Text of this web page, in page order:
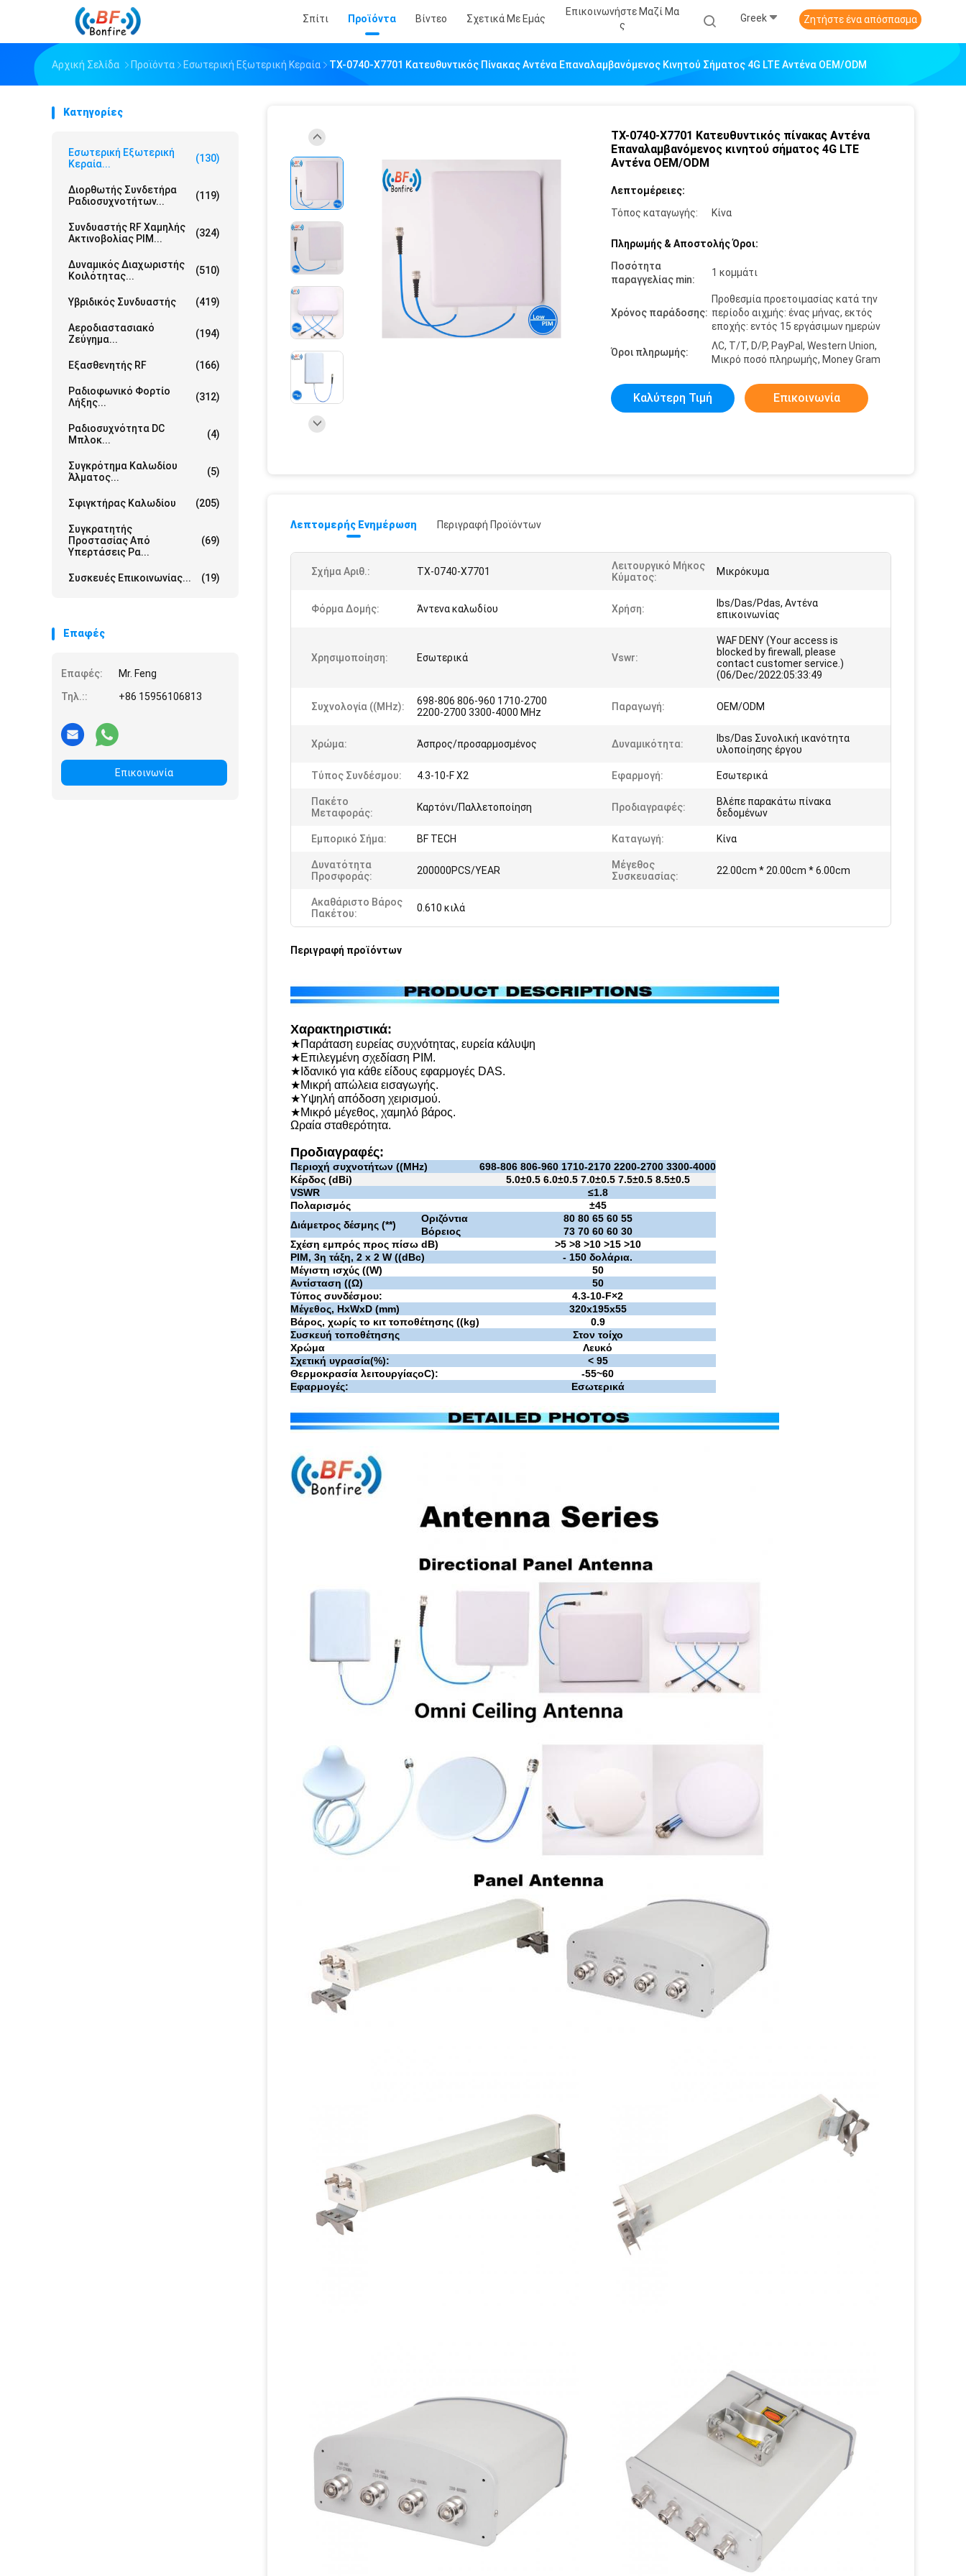
Σπίτι Προϊόντα Βίντεο Σχετικά Με Εμάς
Επικοινωνήστε Μαζί Μα
Σ
Greek Ζητήστε ένα απόσπασμα
Αρχική Σελίδα Προϊόντα Εσωτερική Εξωτερική Κεραία TX-0740-X7701 Κατευθυντικός Πίνακας Αντένα Επαναλαμβανόμενος Κινητού Σήματος 4G LTE Αντένα OEM/ODM
Κατηγορίες
Εσωτερική Εξωτερική
Κεραία...
(130)
Διορθωτής Συνδετήρα
Ραδιοσυχνοτήτων...
(119)
Συνδυαστής RF Χαμηλής
Ακτινοβολίας PIM...
(324)
Δυναμικός Διαχωριστής
Κοιλότητας...
(510)
Υβριδικός Συνδυαστής (419)
Αεροδιαστασιακό
Ζεύγημα...
(194)
Εξασθενητής RF (166)
Ραδιοφωνικό Φορτίο
Λήξης...
(312)
Ραδιοσυχνότητα DC
Μπλοκ...
(4)
Συγκρότημα Καλωδίου
Άλματος...
(5)
Σφιγκτήρας Καλωδίου (205)
Συγκρατητής
Προστασίας Από
Υπερτάσεις Ρα...
(69)
Συσκευές Επικοινωνίας... (19)
Επαφές
Επαφές:
Mr. Feng
Τηλ.::
+86 15956106813
Επικοινωνία
TX-0740-X7701 Κατευθυντικός πίνακας Αντένα
Επαναλαμβανόμενος κινητού σήματος 4G LTE
Αντένα OEM/ODM
Λεπτομέρειες:
Τόπος καταγωγής:
Κίνα
Πληρωμής & Αποστολής Όροι:
Ποσότητα
παραγγελίας min:
1 κομμάτι
Χρόνος παράδοσης:
Προθεσμία προετοιμασίας κατά την
περίοδο αιχμής: ένας μήνας, εκτός
εποχής: εντός 15 εργάσιμων ημερών
Όροι πληρωμής:
ΛC, T/T, D/P, PayPal, Western Union,
Μικρό ποσό πληρωμής, Money Gram
Καλύτερη Τιμή Επικοινωνία
Λεπτομερής Ενημέρωση Περιγραφή Προϊόντων
Σχήμα Αριθ.: TX-0740-X7701
Λειτουργικό Μήκος
Κύματος:
Μικρόκυμα
Φόρμα Δομής: Άντενα καλωδίου Χρήση:
Ibs/Das/Pdas, Αντένα
επικοινωνίας
Χρησιμοποίηση: Εσωτερικά Vswr:
WAF DENY (Your access is
blocked by firewall, please
contact customer service.)
(06/Dec/2022:05:33:49
Συχνολογία ((MHz):
698-806 806-960 1710-2700
2200-2700 3300-4000 MHz
Παραγωγή: OEM/ODM
Χρώμα: Άσπρος/προσαρμοσμένος Δυναμικότητα:
Ibs/Das Συνολική ικανότητα
υλοποίησης έργου
Τύπος Συνδέσμου: 4.3-10-F X2 Εφαρμογή: Εσωτερικά
Πακέτο
Μεταφοράς:
Καρτόνι/Παλλετοποίηση Προδιαγραφές:
Βλέπε παρακάτω πίνακα
δεδομένων
Εμπορικό Σήμα: BF TECH Καταγωγή: Κίνα
Δυνατότητα
Προσφοράς:
200000PCS/YEAR
Μέγεθος
Συσκευασίας:
22.00cm * 20.00cm * 6.00cm
Ακαθάριστο Βάρος
Πακέτου:
0.610 κιλά
Περιγραφή προϊόντων
Χαρακτηριστικά:
★Παράταση ευρείας συχνότητας, ευρεία κάλυψη
★Επιλεγμένη σχεδίαση PIM.
★Ιδανικό για κάθε είδους εφαρμογές DAS.
★Μικρή απώλεια εισαγωγής.
★Υψηλή απόδοση χειρισμού.
★Μικρό μέγεθος, χαμηλό βάρος.
Ωραία σταθερότητα.
Προδιαγραφές:
Περιοχή συχνοτήτων ((MHz)
698-806 806-960 1710-2170 2200-2700 3300-4000
Κέρδος (dBi)
5.0±0.5 6.0±0.5 7.0±0.5 7.5±0.5 8.5±0.5
VSWR
≤1.8
Πολαρισμός
±45
Διάμετρος δέσμης (**)
Οριζόντια
Βόρειος
80 80 65 60 55
73 70 60 60 30
Σχέση εμπρός προς πίσω dB)
>5 >8 >10 >15 >10
PIM, 3η τάξη, 2 x 2 W ((dBc)
- 150 δολάρια.
Μέγιστη ισχύς ((W)
50
Αντίσταση ((Ω)
50
Τύπος συνδέσμου:
4.3-10-F×2
Μέγεθος, HxWxD (mm)
320x195x55
Βάρος, χωρίς το κιτ τοποθέτησης ((kg)
0.9
Συσκευή τοποθέτησης
Στον τοίχο
Χρώμα
Λευκό
Σχετική υγρασία(%):
< 95
Θερμοκρασία λειτουργίαςoC): -55~60
Εφαρμογές:
Εσωτερικά